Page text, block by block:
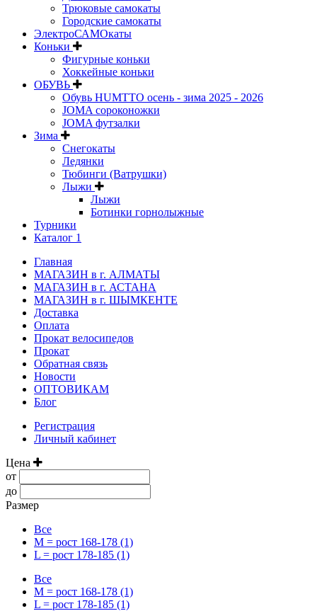
Трюковые самокаты
Городские самокаты
ЭлектроСАМОкаты
Коньки
Фигурные коньки
Хоккейные коньки
ОБУВЬ
Обувь HUMTTO осень - зима 2025 - 2026
JOMA сороконожки
JOMA футзалки
Зима
Снегокаты
Ледянки
Тюбинги (Ватрушки)
Лыжи
Лыжи
Ботинки горнолыжные
Турники
Каталог 1
Главная
МАГАЗИН в г. АЛМАТЫ
МАГАЗИН в г. АСТАНА
МАГАЗИН в г. ШЫМКЕНТЕ
Доставка
Оплата
Прокат велосипедов
Прокат
Обратная связь
Новости
ОПТОВИКАМ
Блог
Регистрация
Личный кабинет
Цена
от
до
Размер
Все
M = рост 168-178 (1)
L = рост 178-185 (1)
Все
M = рост 168-178 (1)
L = рост 178-185 (1)